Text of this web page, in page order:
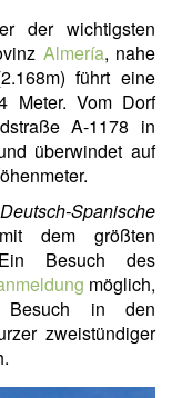
der wichtigsten
Almería, nahe
führt eine
Meter. Vom Dorf
A-1178 in
überwindet auf
Deutsch-Spanische
dem größten
Besuch des
möglich,
Besuch in den
zweistündiger